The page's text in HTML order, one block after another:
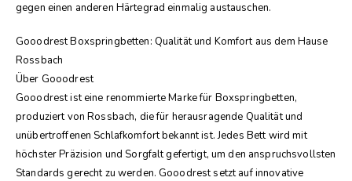
gegen einen anderen Härtegrad einmalig austauschen.
Gooodrest Boxspringbetten: Qualität und Komfort aus dem Hause
Rossbach
Über Gooodrest
Gooodrest ist eine renommierte Marke für Boxspringbetten,
produziert von Rossbach, die für herausragende Qualität und
unübertroffenen Schlafkomfort bekannt ist. Jedes Bett wird mit
höchster Präzision und Sorgfalt gefertigt, um den anspruchsvollsten
Standards gerecht zu werden. Gooodrest setzt auf innovative